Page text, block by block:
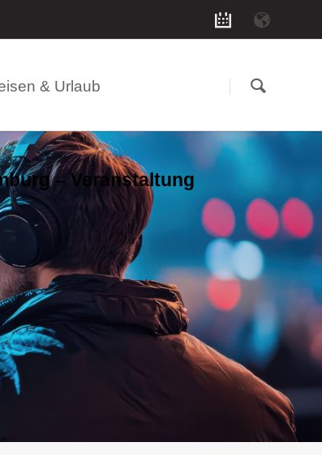
& Urlaub
– Veranstaltung